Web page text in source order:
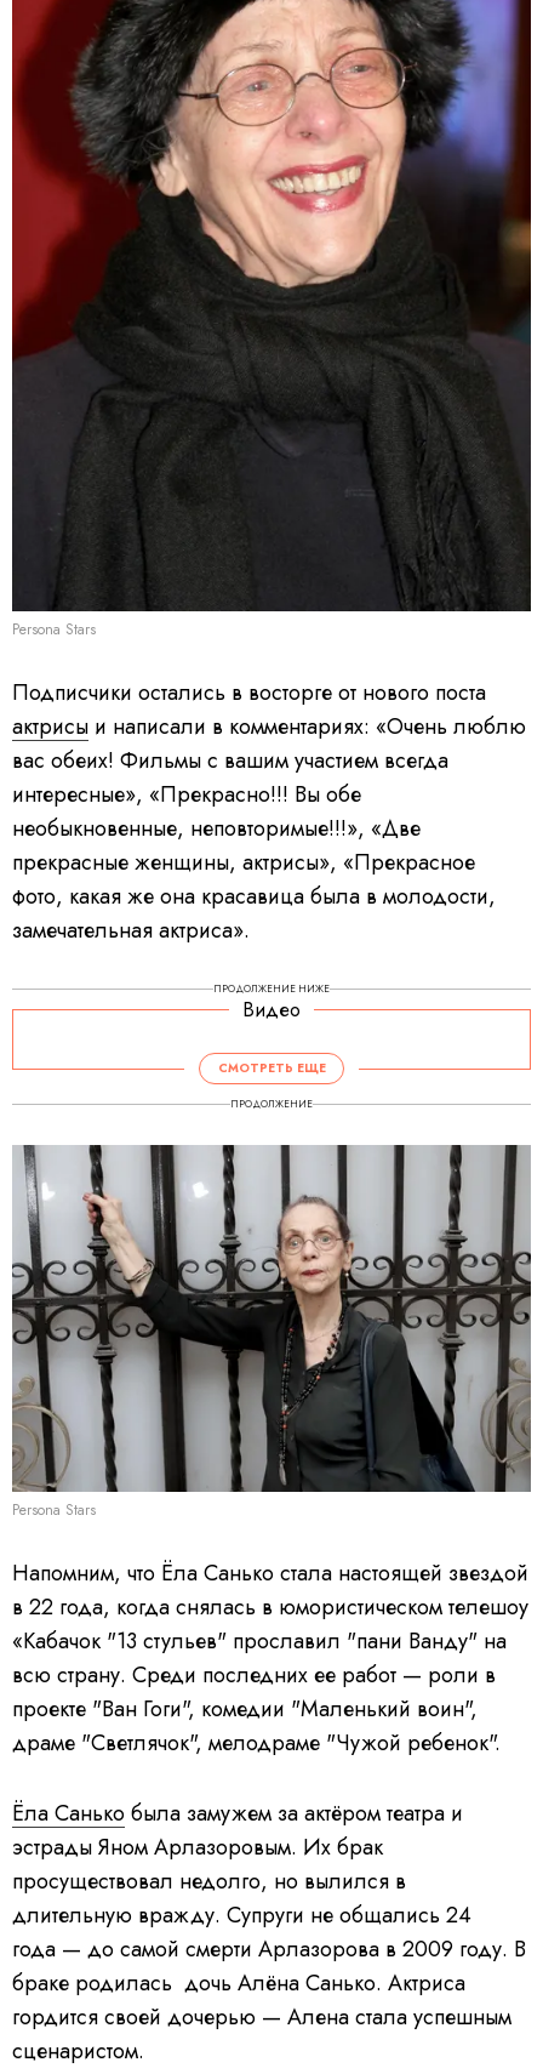
Persona Stars
Подписчики остались в восторге от нового поста
актрисы и написали в комментариях: «Очень люблю
вас обеих! Фильмы с вашим участием всегда
интересные», «Прекрасно!!! Вы обе
необыкновенные, неповторимые!!!», «Две
прекрасные женщины, актрисы», «Прекрасное
фото, какая же она красавица была в молодости,
замечательная актриса».
ПРОДОЛЖЕНИЕ НИЖЕ
Видео
СМОТРЕТЬ ЕЩЕ
ПРОДОЛЖЕНИЕ
Persona Stars
Напомним, что Ёла Санько стала настоящей звездой
в 22 года, когда снялась в юмористическом телешоу
«Кабачок "13 стульев" прославил "пани Ванду" на
всю страну. Среди последних ее работ — роли в
проекте "Ван Гоги", комедии "Маленький воин",
драме "Светлячок", мелодраме "Чужой ребенок".
Ёла Санькобыла замужем за актёром театра и
эстрады Яном Арлазоровым. Их брак
просуществовал недолго, но вылился в
длительную вражду. Супруги не общались 24
года — до самой смерти Арлазорова в 2009 году. В
браке родилась дочь Алёна Санько. Актриса
гордится своей дочерью — Алена стала успешным
сценаристом.